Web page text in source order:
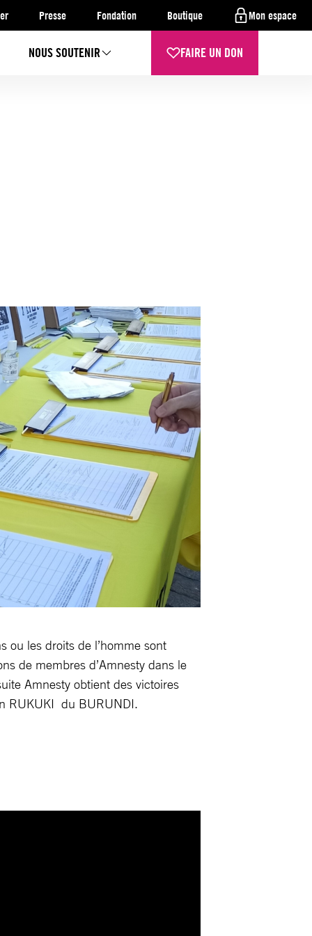
Presse Fondation Boutique Mon espace
NOUS SOUTENIR FAIRE UN DON
ou les droits de l’homme sont
de membres d’Amnesty dans le
Amnesty obtient des victoires
RUKUKI du BURUNDI.